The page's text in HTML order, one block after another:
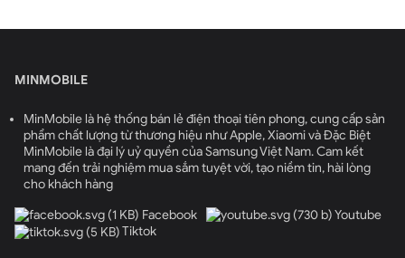
MINMOBILE
MinMobile là hệ thống bán lẻ điện thoại tiên phong, cung cấp sản
phẩm chất lượng từ thương hiệu như Apple, Xiaomi và Đặc Biệt
MinMobile là đại lý uỷ quyền của Samsung Việt Nam. Cam kết
mang đến trải nghiệm mua sắm tuyệt vời, tạo niềm tin, hài lòng
cho khách hàng
Facebook
Youtube
Tiktok